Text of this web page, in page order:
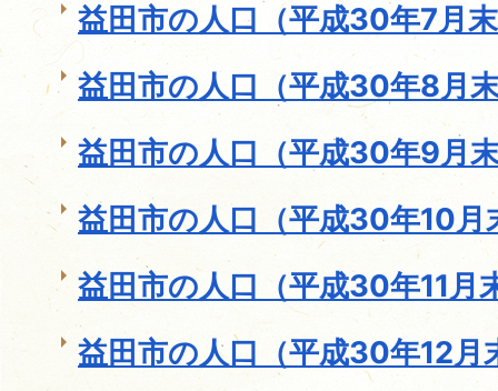
益田市の人口（平成30年7月
益田市の人口（平成30年8月
益田市の人口（平成30年9月
益田市の人口（平成30年10月
益田市の人口（平成30年11月
益田市の人口（平成30年12月